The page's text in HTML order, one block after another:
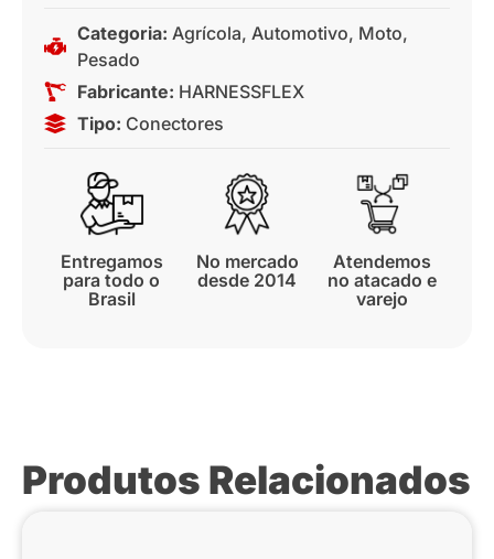
Categoria: Agrícola, Automotivo, Moto,
Pesado
Fabricante: HARNESSFLEX
Tipo: Conectores
Entregamos
para todo o
Brasil
No mercado
desde 2014
Atendemos
no atacado e
varejo
Produtos Relacionados